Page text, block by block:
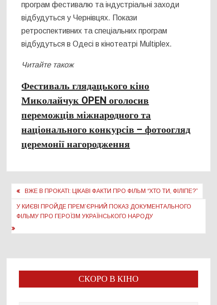
програм фестивалю та індустріальні заходи
відбудуться у Чернівцях. Покази
ретроспективних та спеціальних програм
відбудуться в Одесі в кінотеатрі Multiplex.
Читайте також
Фестиваль глядацького кіно
Миколайчук OPEN оголосив
переможців міжнародного та
національного конкурсів – фотоогляд
церемонії нагородження
Навігація
записів
ВЖЕ В ПРОКАТІ: ЦІКАВІ ФАКТИ ПРО ФІЛЬМ “ХТО ТИ, ФІЛІПЕ?”
У КИЄВІ ПРОЙДЕ ПРЕМ’ЄРНИЙ ПОКАЗ ДОКУМЕНТАЛЬНОГО
ФІЛЬМУ ПРО ГЕРОЇЗМ УКРАЇНСЬКОГО НАРОДУ
СКОРО В КІНО